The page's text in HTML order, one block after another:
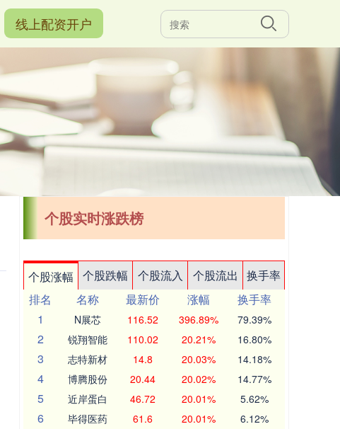
线上配资开户
个股实时涨跌榜
个股涨幅 个股跌幅 个股流入 个股流出
换手率
排名
名称 最新价 涨幅
换手率
1
N展芯 116.52 396.89% 79.39%
2 锐翔智能 110.02 20.21% 16.80%
3 志特新材 14.8 20.03% 14.18%
4 博腾股份 20.44 20.02% 14.77%
5 近岸蛋白 46.72 20.01% 5.62%
6 毕得医药 61.6 20.01% 6.12%